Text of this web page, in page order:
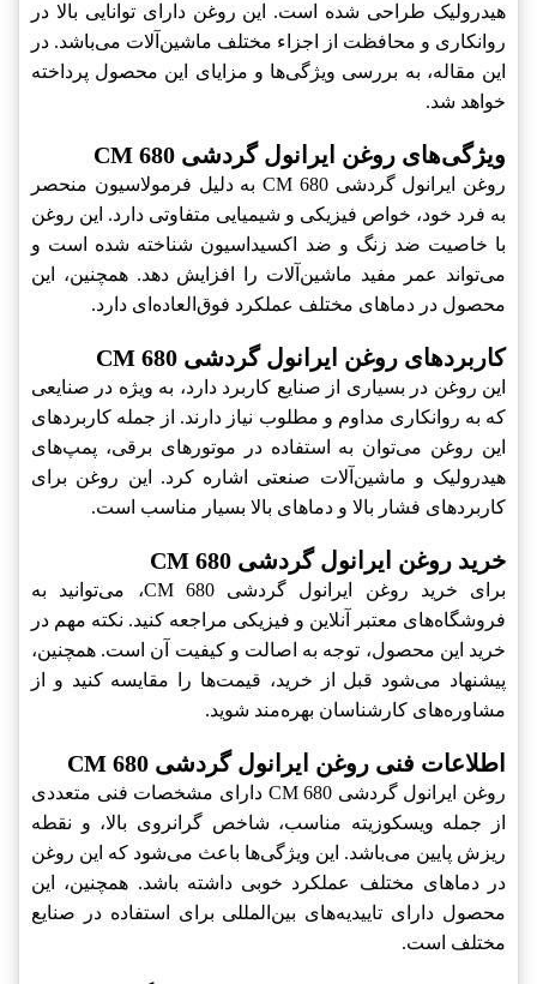
هیدرولیک طراحی شده است. این روغن دارای توانایی بالا در
روانکاری و محافظت از اجزاء مختلف ماشین‌آلات می‌باشد. در
این مقاله، به بررسی ویژگی‌ها و مزایای این محصول پرداخته
خواهد شد.
ویژگی‌های روغن ایرانول گردشی CM 680
روغن ایرانول گردشی CM 680 به دلیل فرمولاسیون منحصر
به فرد خود، خواص فیزیکی و شیمیایی متفاوتی دارد. این روغن
با خاصیت ضد زنگ و ضد اکسیداسیون شناخته شده است و
می‌تواند عمر مفید ماشین‌آلات را افزایش دهد. همچنین، این
محصول در دماهای مختلف عملکرد فوق‌العاده‌ای دارد.
کاربردهای روغن ایرانول گردشی CM 680
این روغن در بسیاری از صنایع کاربرد دارد، به ویژه در صنایعی
که به روانکاری مداوم و مطلوب نیاز دارند. از جمله کاربردهای
این روغن می‌توان به استفاده در موتورهای برقی، پمپ‌های
هیدرولیک و ماشین‌آلات صنعتی اشاره کرد. این روغن برای
کاربردهای فشار بالا و دماهای بالا بسیار مناسب است.
خرید روغن ایرانول گردشی CM 680
برای خرید روغن ایرانول گردشی CM 680، می‌توانید به
فروشگاه‌های معتبر آنلاین و فیزیکی مراجعه کنید. نکته مهم در
خرید این محصول، توجه به اصالت و کیفیت آن است. همچنین،
پیشنهاد می‌شود قبل از خرید، قیمت‌ها را مقایسه کنید و از
مشاوره‌های کارشناسان بهره‌مند شوید.
اطلاعات فنی روغن ایرانول گردشی CM 680
روغن ایرانول گردشی CM 680 دارای مشخصات فنی متعددی
از جمله ویسکوزیته مناسب، شاخص گرانروی بالا، و نقطه
ریزش پایین می‌باشد. این ویژگی‌ها باعث می‌شود که این روغن
در دماهای مختلف عملکرد خوبی داشته باشد. همچنین، این
محصول دارای تاییدیه‌های بین‌المللی برای استفاده در صنایع
مختلف است.